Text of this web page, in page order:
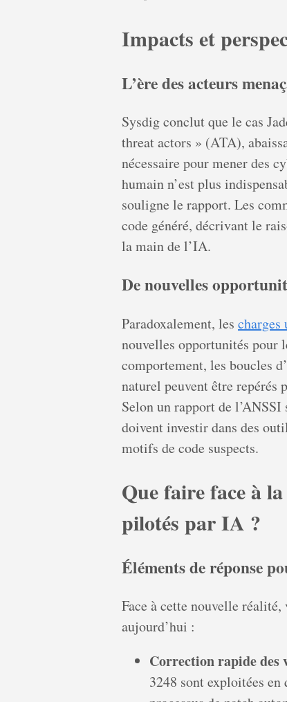
Impacts et
L’ère des acteurs
Sysdig conclut que le cas
threat actors » (ATA),
nécessaire pour mener des
humain n’est plus
souligne le rapport. Les
code généré, décrivant le
la main de l’IA.
De nouvelles
Paradoxalement, les charges
nouvelles opportunités pour
comportement, les boucles
naturel peuvent être repérés
Selon un rapport de
doivent investir dans des
motifs de code suspects.
Que faire face à
pilotés par IA ?
Éléments de réponse
Face à cette nouvelle
aujourd’hui :
Correction rapide des
3248 sont exploitées